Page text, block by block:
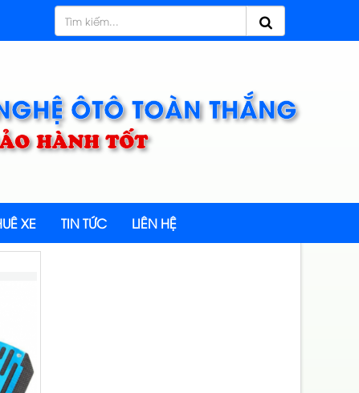
ÔTÔ TOÀN THẮNG
HÀNH TỐT
XE TIN TỨC LIÊN HỆ